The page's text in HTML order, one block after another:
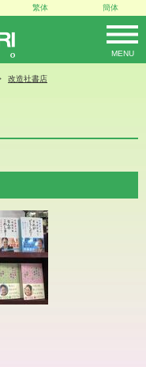
MENU
繁体 簡体
改造社書店